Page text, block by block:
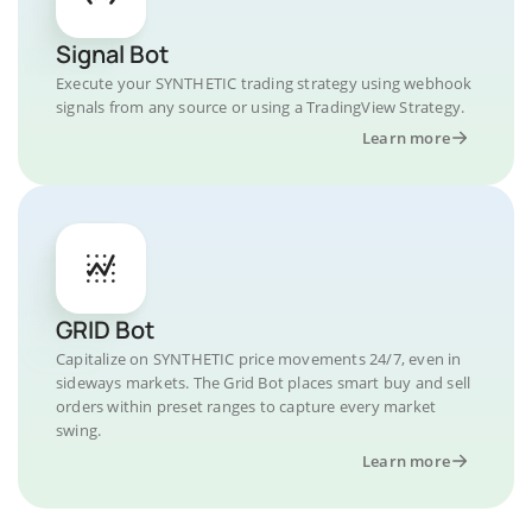
Signal Bot
Execute your SYNTHETIC trading strategy using webhook
signals from any source or using a TradingView Strategy.
Learn more
GRID Bot
Capitalize on SYNTHETIC price movements 24/7, even in
sideways markets. The Grid Bot places smart buy and sell
orders within preset ranges to capture every market
swing.
Learn more